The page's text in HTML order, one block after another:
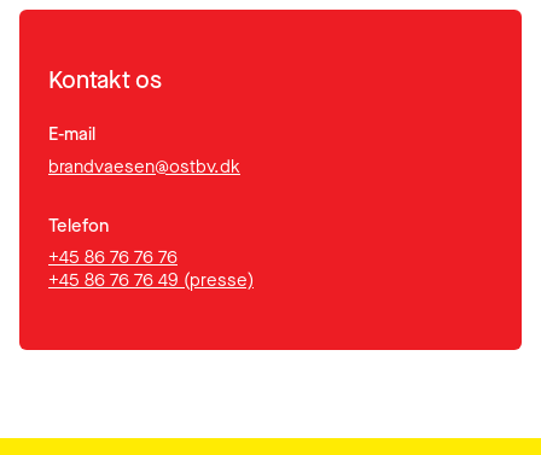
Kontakt os
E-mail
brandvaesen@ostbv.dk
Telefon
+45 86 76 76 76
+45 86 76 76 49 (presse)